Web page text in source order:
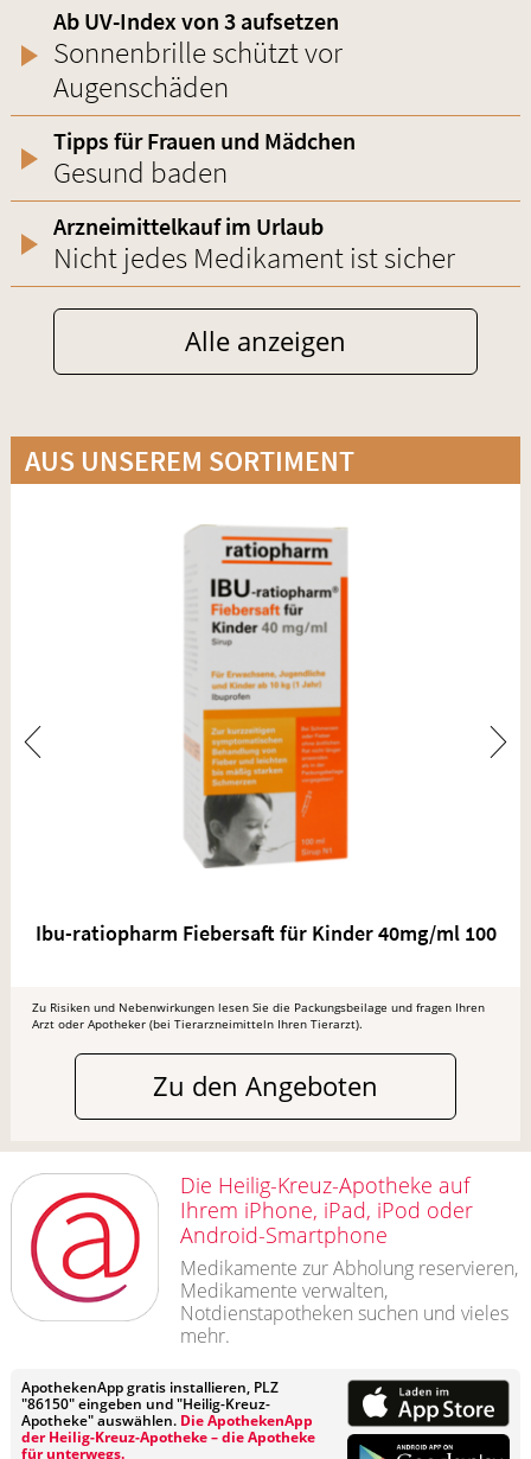
Ab UV-Index von 3 aufsetzen
Sonnenbrille schützt vor
Augenschäden
Tipps für Frauen und Mädchen
Gesund baden
Arzneimittelkauf im Urlaub
Nicht jedes Medikament ist sicher
Alle anzeigen
AUS UNSEREM SORTIMENT
Ibu-ratiopharm Fiebersaft für Kinder 40mg/ml 100
Zu Risiken und Nebenwirkungen lesen Sie die Packungsbeilage und fragen Ihren
Arzt oder Apotheker (bei Tierarzneimitteln Ihren Tierarzt).
Zu den Angeboten
Die Heilig-Kreuz-Apotheke auf
Ihrem iPhone, iPad, iPod oder
Android-Smartphone
Medikamente zur Abholung reservieren,
Medikamente verwalten,
Notdienstapotheken suchen und vieles
mehr.
ApothekenApp gratis installieren, PLZ
"86150" eingeben und "Heilig-Kreuz-
Apotheke" auswählen. Die ApothekenApp
der Heilig-Kreuz-Apotheke – die Apotheke
für unterwegs.